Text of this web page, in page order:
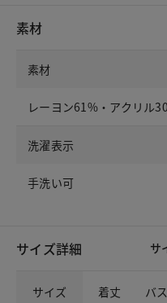
素材
素材
レーヨン61%・アクリル
洗濯表示
手洗い可
サイズ詳細 サ
サイズ 着丈 バ